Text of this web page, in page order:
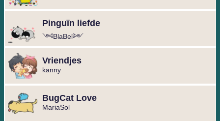
Pinguïn liefde
༺BlaBel༻
Vriendjes
kanny
BugCat Love
MariaSol